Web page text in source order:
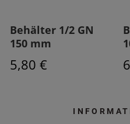
Behälter 1/2 GN
150 mm
5,80 €